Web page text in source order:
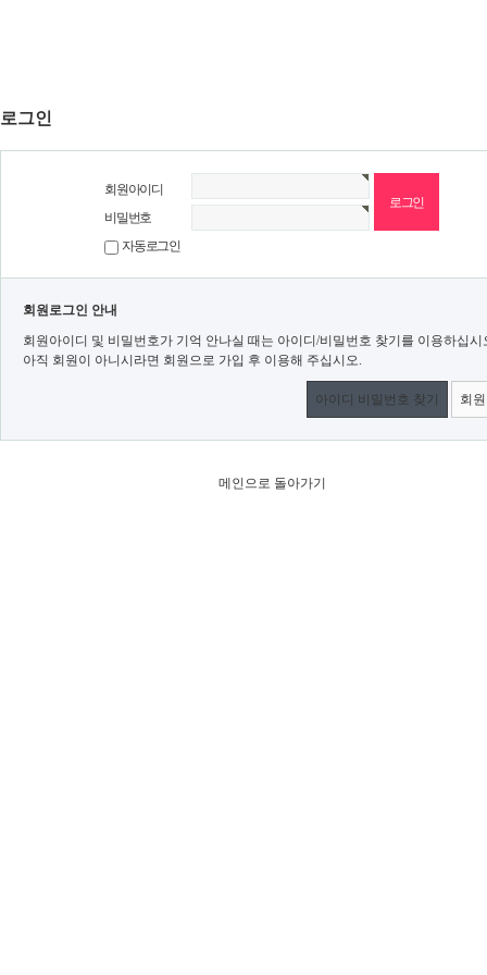
로그인
회원아이디
비밀번호
자동로그인
회원로그인 안내
회원아이디 및 비밀번호가 기억 안나실 때는 아이디/비밀번호 찾기를 이용하십시
아직 회원이 아니시라면 회원으로 가입 후 이용해 주십시오.
아이디 비밀번호 찾기 회
메인으로 돌아가기